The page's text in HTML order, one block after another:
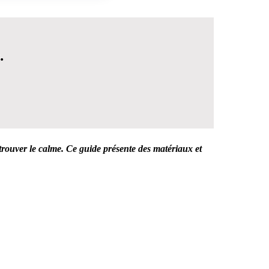
le calme. Ce guide présente des matériaux et